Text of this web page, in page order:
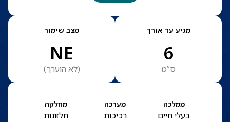
מגיע עד אורך
6
ס”מ
מצב שימור
NE
(לא הוערך)
ממלכה
בעלי חיים
מערכה
רכיכות
מחלקה
חלזונות